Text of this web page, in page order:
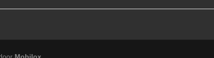
trekgewicht)
en sportieve stationwagen met karakter.